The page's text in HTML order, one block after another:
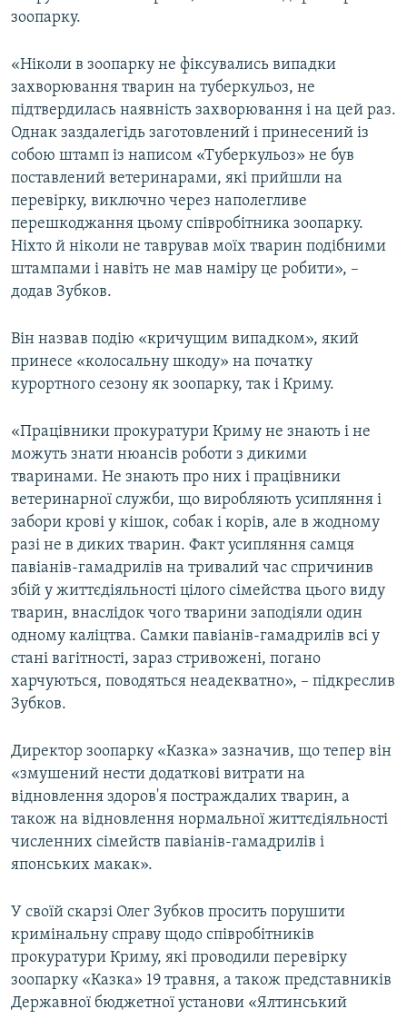
зоопарку.
«Ніколи в зоопарку не фіксувались випадки
захворювання тварин на туберкульоз, не
підтвердилась наявність захворювання і на цей раз.
Однак заздалегідь заготовлений і принесений із
собою штамп із написом «Туберкульоз» не був
поставлений ветеринарами, які прийшли на
перевірку, виключно через наполегливе
перешкоджання цьому співробітника зоопарку.
Ніхто й ніколи не таврував моїх тварин подібними
штампами і навіть не мав наміру це робити», –
додав Зубков.
Він назвав подію «кричущим випадком», який
принесе «колосальну шкоду» на початку
курортного сезону як зоопарку, так і Криму.
«Працівники прокуратури Криму не знають і не
можуть знати нюансів роботи з дикими
тваринами. Не знають про них і працівники
ветеринарної служби, що виробляють усипляння і
забори крові у кішок, собак і корів, але в жодному
разі не в диких тварин. Факт усипляння самця
павіанів-гамадрилів на тривалий час спричинив
збій у життєдіяльності цілого сімейства цього виду
тварин, внаслідок чого тварини заподіяли один
одному каліцтва. Самки павіанів-гамадрилів всі у
стані вагітності, зараз стривожені, погано
харчуються, поводяться неадекватно», – підкреслив
Зубков.
Директор зоопарку «Казка» зазначив, що тепер він
«змушений нести додаткові витрати на
відновлення здоров'я постраждалих тварин, а
також на відновлення нормальної життєдіяльності
численних сімейств павіанів-гамадрилів і
японських макак».
У своїй скарзі Олег Зубков просить порушити
кримінальну справу щодо співробітників
прокуратури Криму, які проводили перевірку
зоопарку «Казка» 19 травня, а також представників
Державної бюджетної установи «Ялтинський